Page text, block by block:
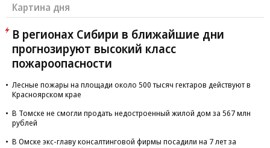
Картина дня
В регионах Сибири в ближайшие дни
прогнозируют высокий класс
пожароопасности
Лесные пожары на площади около 500 тысяч гектаров действуют в
Красноярском крае
В Томске не смогли продать недостроенный жилой дом за 567 млн
рублей
В Омске экс-главу консалтинговой фирмы посадили на 7 лет за